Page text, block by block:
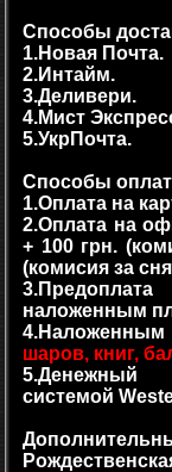
Способы
1.Новая Почта.
2.Интайм.
3.Деливери.
4.Мист
5.УкрПочта.
Способы
1.Оплата на
2.Оплата на
+ 100 грн.
(комисия за
наложенным
шаров, книг,
системой